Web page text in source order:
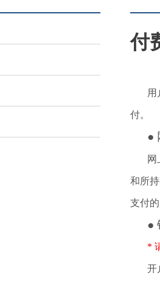
付
用
付。
●
和所
支付
●
*
开